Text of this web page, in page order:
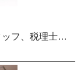
ッフ、税理士…